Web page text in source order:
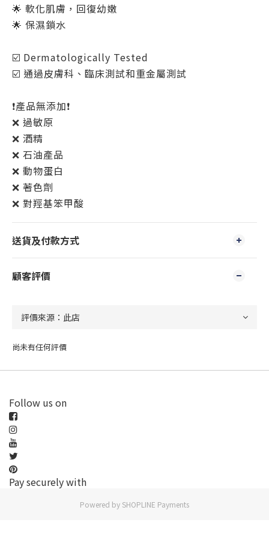
🌟 軟化肌膚，回復幼嫩
🌟 保濕鎖水
☑️ Dermatologically Tested
☑️ 通過皮膚科、臨床測試和重金屬測試
❗️產品無添加❗️
❌ 過敏原
❌ 酒精
❌ 石油產品
❌ 動物蛋白
❌ 著色劑
❌ 對羥基笨甲酸
送貨及付款方式
顧客評價
尚未有任何評價
Follow us on
Pay securely with
Powered by SHOPLINE Payments